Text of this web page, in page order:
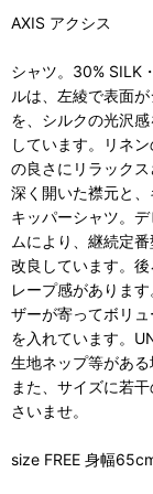
AXIS アクシス
シャツ。30% SILK
ルは、左綾で表面
を、シルクの光沢
しています。リネ
の良さにリラックス
深く開いた襟元と
キッパーシャツ。
ムにより、継続定
改良しています。
レープ感がありま
ザーが寄ってボリ
を入れています。
生地ネップ等がある
また、サイズに若
さいませ。
size FREE 身幅